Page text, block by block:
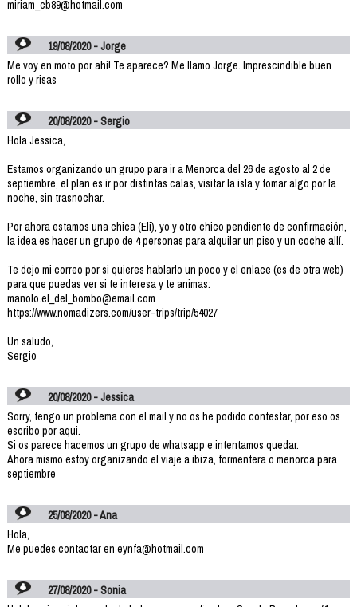
miriam_cb89@hotmail.com
19/08/2020 - Jorge
Me voy en moto por ahí! Te aparece? Me llamo Jorge. Imprescindible buen
rollo y risas
20/08/2020 - Sergio
Hola Jessica,
Estamos organizando un grupo para ir a Menorca del 26 de agosto al 2 de
septiembre, el plan es ir por distintas calas, visitar la isla y tomar algo por la
noche, sin trasnochar.
Por ahora estamos una chica (Eli), yo y otro chico pendiente de confirmación,
la idea es hacer un grupo de 4 personas para alquilar un piso y un coche allí.
Te dejo mi correo por si quieres hablarlo un poco y el enlace (es de otra web)
para que puedas ver si te interesa y te animas:
manolo.el_del_bombo@email.com
https://www.nomadizers.com/user-trips/trip/54027
Un saludo,
Sergio
20/08/2020 - Jessica
Sorry, tengo un problema con el mail y no os he podido contestar, por eso os
escribo por aqui.
Si os parece hacemos un grupo de whatsapp e intentamos quedar.
Ahora mismo estoy organizando el viaje a ibiza, formentera o menorca para
septiembre
25/08/2020 - Ana
Hola,
Me puedes contactar en eynfa@hotmail.com
27/08/2020 - Sonia